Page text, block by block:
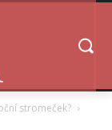
stromeček?